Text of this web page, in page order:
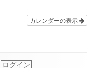
カレンダーの表示
ログイン